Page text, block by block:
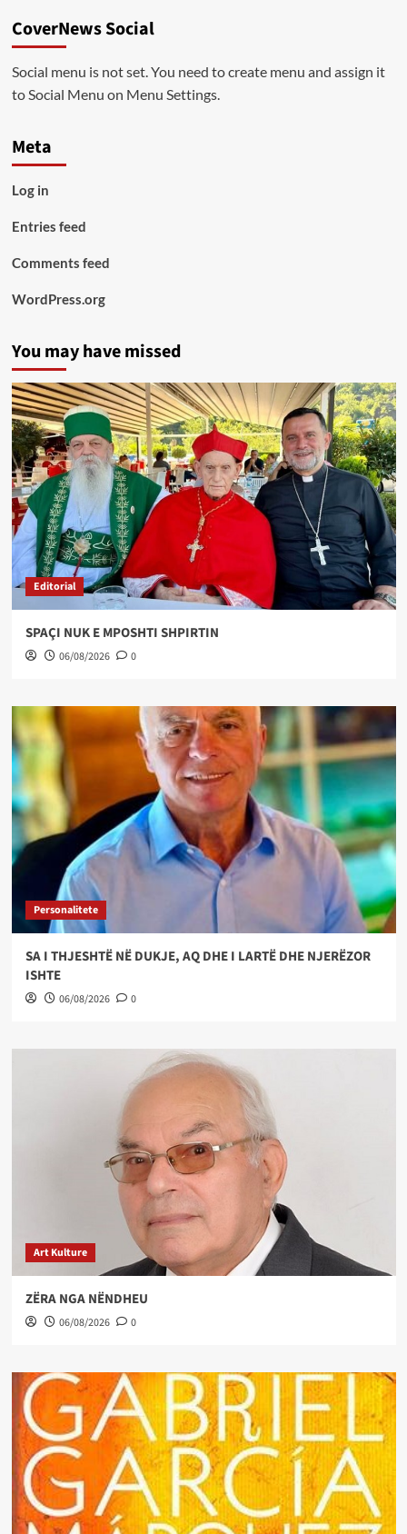
CoverNews Social
Social menu is not set. You need to create menu and assign it
to Social Menu on Menu Settings.
Meta
Log in
Entries feed
Comments feed
WordPress.org
You may have missed
Editorial
SPAÇI NUK E MPOSHTI SHPIRTIN
06/08/2026 0
Personalitete
SA I THJESHTË NË DUKJE, AQ DHE I LARTË DHE NJERËZOR
ISHTE
06/08/2026 0
Art Kulture
ZËRA NGA NËNDHEU
06/08/2026 0